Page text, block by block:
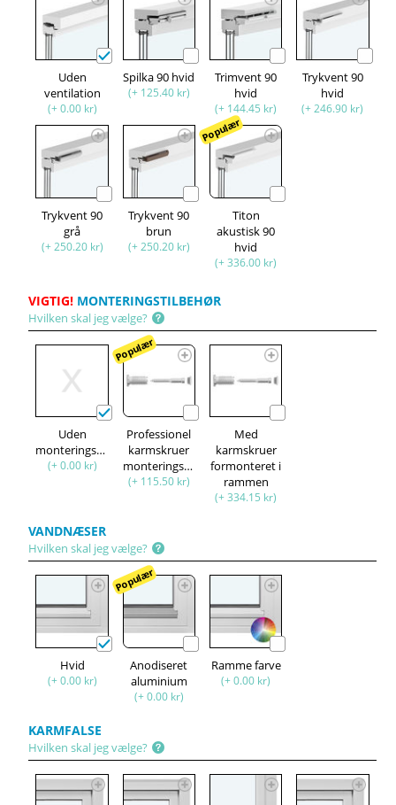
Uden
ventilation
(+ 0.00 kr)
Spilka 90 hvid
(+ 125.40 kr)
Trimvent 90
hvid
(+ 144.45 kr)
Trykvent 90
hvid
(+ 246.90 kr)
Trykvent 90
grå
(+ 250.20 kr)
Trykvent 90
brun
(+ 250.20 kr)
Populær
Titon
akustisk 90
hvid
(+ 336.00 kr)
VIGTIG! MONTERINGSTILBEHØR
Hvilken skal jeg vælge?
Uden
monteringssæt
(+ 0.00 kr)
Populær
Professionel
karmskruer
monteringssæt
(+ 115.50 kr)
Med
karmskruer
formonteret i
rammen
(+ 334.15 kr)
VANDNÆSER
Hvilken skal jeg vælge?
Hvid
(+ 0.00 kr)
Populær
Anodiseret
aluminium
(+ 0.00 kr)
Ramme farve
(+ 0.00 kr)
KARMFALSE
Hvilken skal jeg vælge?